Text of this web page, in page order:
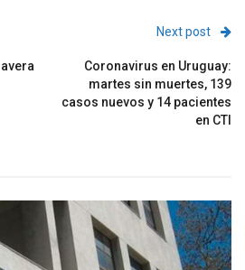
Next post
Coronavirus en Uruguay:
martes sin muertes, 139
casos nuevos y 14 pacientes
en CTI